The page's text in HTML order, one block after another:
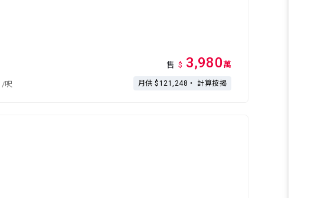
/呎
售 $ 3,980萬
月供 $121,248・ 計算按揭